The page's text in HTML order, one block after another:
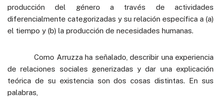
producción del género a través de actividades
diferencialmente categorizadas y su relación específica a (a)
el tiempo y (b) la producción de necesidades humanas.
Como Arruzza ha señalado, describir una experiencia
de relaciones sociales generizadas y dar una explicación
teórica de su existencia son dos cosas distintas. En sus
palabras,